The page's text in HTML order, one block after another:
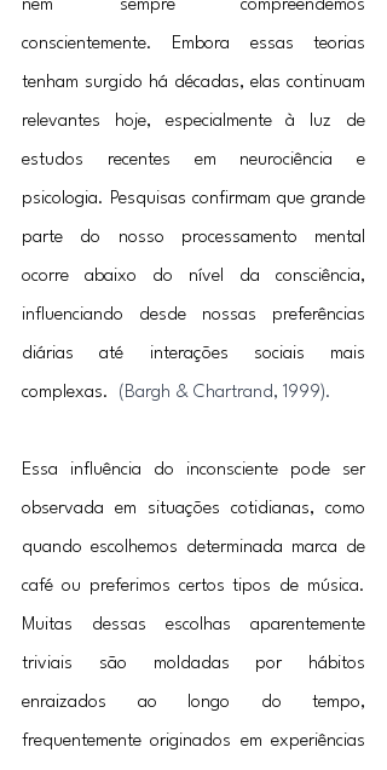
nem sempre compreendemos
conscientemente. Embora essas teorias
tenham surgido há décadas, elas continuam
relevantes hoje, especialmente à luz de
estudos recentes em neurociência e
psicologia. Pesquisas confirmam que grande
parte do nosso processamento mental
ocorre abaixo do nível da consciência,
influenciando desde nossas preferências
diárias até interações sociais mais
complexas. (Bargh & Chartrand, 1999).
Essa influência do inconsciente pode ser
observada em situações cotidianas, como
quando escolhemos determinada marca de
café ou preferimos certos tipos de música.
Muitas dessas escolhas aparentemente
triviais são moldadas por hábitos
enraizados ao longo do tempo,
frequentemente originados em experiências